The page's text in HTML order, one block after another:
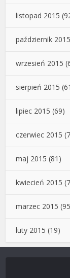
listopad 2015
październik 2015
wrzesień 2015
sierpień 2015
lipiec 2015 (69)
czerwiec 2015
maj 2015 (81)
kwiecień 2015
marzec 2015
luty 2015 (19)